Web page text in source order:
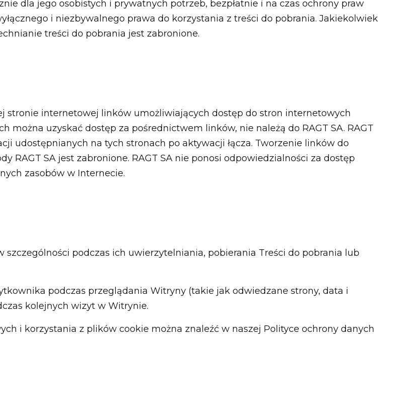
dla jego osobistych i prywatnych potrzeb, bezpłatnie i na czas ochrony praw
i niezbywalnego prawa do korzystania z treści do pobrania. Jakiekolwiek
treści do pobrania jest zabronione.
stronie internetowej linków umożliwiających dostęp do stron internetowych
można uzyskać dostęp za pośrednictwem linków, nie należą do RAGT SA. RAGT
udostępnianych na tych stronach po aktywacji łącza. Tworzenie linków do
RAGT SA jest zabronione. RAGT SA nie ponosi odpowiedzialności za dostęp
zasobów w Internecie.
podczas ich uwierzytelniania, pobierania Treści do pobrania lub
podczas przeglądania Witryny (takie jak odwiedzane strony, data i
kolejnych wizyt w Witrynie.
i korzystania z plików cookie można znaleźć w naszej Polityce ochrony danych